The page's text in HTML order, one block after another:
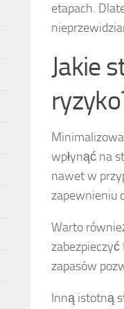
etapach.
Jakie
wpłynąć na
nawet w
zapewnieniu
Warto
zapasów
Inną istotną